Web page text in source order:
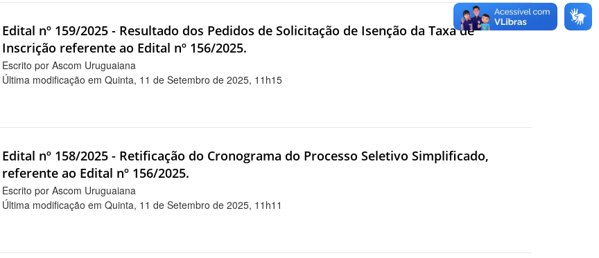
Edital nº 159/2025 - Resultado dos Pedidos de Solicitação de Isenção da Taxa de
Inscrição referente ao Edital nº 156/2025.
Escrito por Ascom Uruguaiana
Última modificação em Quinta, 11 de Setembro de 2025, 11h15
Edital nº 158/2025 - Retificação do Cronograma do Processo Seletivo Simplificado,
referente ao Edital nº 156/2025.
Escrito por Ascom Uruguaiana
Última modificação em Quinta, 11 de Setembro de 2025, 11h11